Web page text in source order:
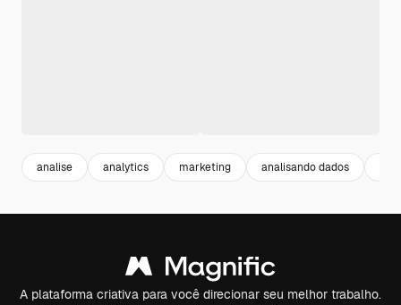
analise analytics marketing analisando dados
A plataforma criativa para você direcionar seu melhor trabalho.